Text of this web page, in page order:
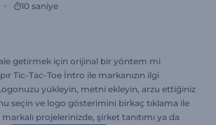
10 saniye
getirmek için orijinal bir yöntem mi
Tic-Tac-Toe İntro ile markanızın ilgi
yükleyin, metni ekleyin, arzu ettiğiniz
seçin ve logo gösterimini birkaç tıklama ile
projelerinizde, şirket tanıtımı ya da